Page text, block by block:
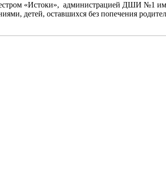
«Истоки», администрацией ДШИ №1
детей, оставшихся без попечения